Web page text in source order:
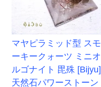
マヤピラミッド型 スモ
ーキークォーツ ミニオ
ルゴナイト 毘殊 [Bijyu]
天然石パワーストーン